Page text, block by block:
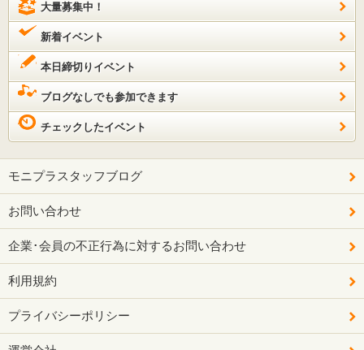
大量募集中！
新着イベント
本日締切りイベント
ブログなしでも参加できます
チェックしたイベント
モニプラスタッフブログ
お問い合わせ
企業･会員の不正行為に対するお問い合わせ
利用規約
プライバシーポリシー